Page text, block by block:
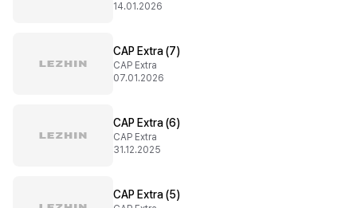
14.01.2026
CAP Extra (7)
CAP Extra
07.01.2026
CAP Extra (6)
CAP Extra
31.12.2025
CAP Extra (5)